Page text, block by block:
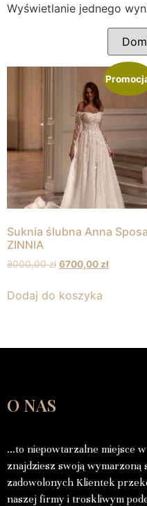
Wyświetlanie jednego
Suknia ślubna Anna Sposa
ZINNIA
8000,00zł 6700,00zł
Dodaj do koszyka
O NAS
…to niepowtarzalne miejsce
znajdziesz swoją wymarzoną
zadowolonych Klientek
naszej firmy i troskliwym